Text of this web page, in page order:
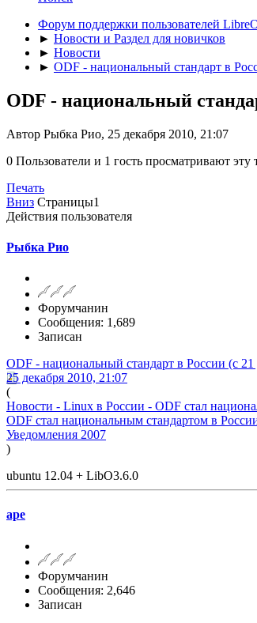
Форум поддержки пользователей
► Новости и Раздел для новичков
► Новости
► ODF - национальный стандарт в
ODF - национальный
Автор Рыбка Рио, 25 декабря 2010, 21:07
0 Пользователи и 1 гость просматривают эту
Печать
Вниз Страницы1
Действия пользователя
Рыбка Рио
Форумчанин
Сообщения: 1,689
Записан
ODF - национальный стандарт в России (с 21
25 декабря 2010, 21:07
(
Новости - Linux в России - ODF стал
ODF стал национальным стандартом в
Уведомления 2007
)
ubuntu 12.04 + LibO3.6.0
ape
Форумчанин
Сообщения: 2,646
Записан